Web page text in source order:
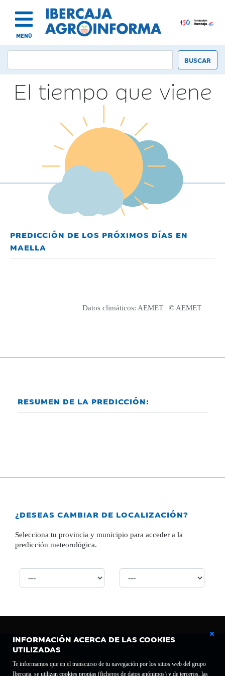
MENÚ
INFORMACIÓN ACERCA DE LAS COOKIES
UTILIZADAS
Te informamos que en el transcurso de tu navegación por los sitios web del grupo
Ibercaja, se utilizan cookies propias (ficheros de datos anónimos) y de terceros, las
El tiempo que viene
PREDICCIÓN DE LOS PRÓXIMOS DÍAS EN
MAELLA
Datos climáticos: AEMET | © AEMET
RESUMEN DE LA PREDICCIÓN:
¿DESEAS CAMBIAR DE LOCALIZACIÓN?
Selecciona tu provincia y municipio para acceder a la
predicción meteorológica.